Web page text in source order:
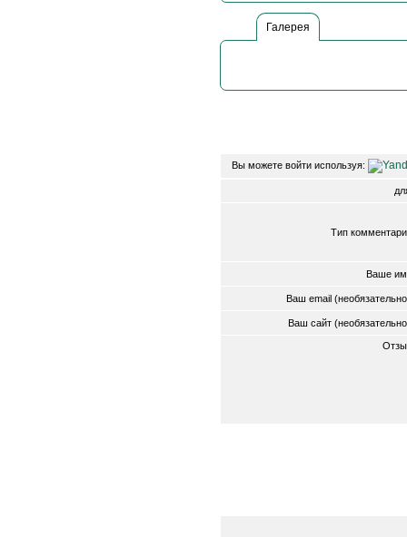
Галерея
Вы можете войти используя:
Тип
Ваше
Ваш email
Ваш сайт